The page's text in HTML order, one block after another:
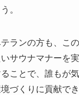
。
ランの方も、こ
サウナマナーを
ことで、誰もが
づくりに貢献でき